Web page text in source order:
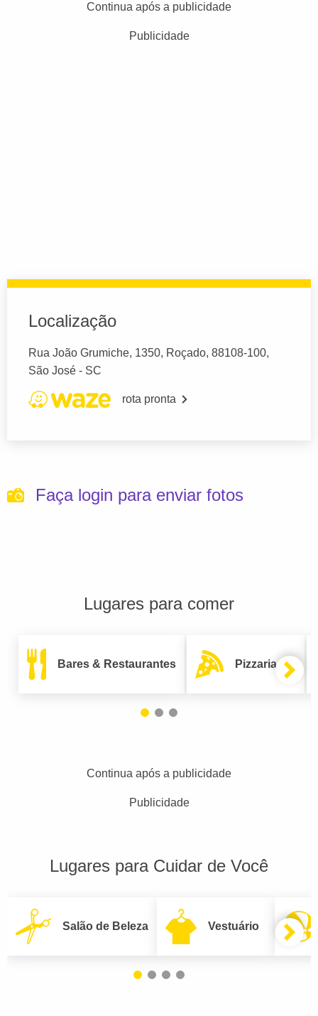
Continua após a publicidade
Publicidade
Localização
Rua João Grumiche, 1350, Roçado, 88108-100,
São José - SC
rota pronta
Faça login para enviar fotos
Lugares para comer
Bares & Restaurantes Pizzarias
Continua após a publicidade
Publicidade
Lugares para Cuidar de Você
Salão de Beleza Vestuário